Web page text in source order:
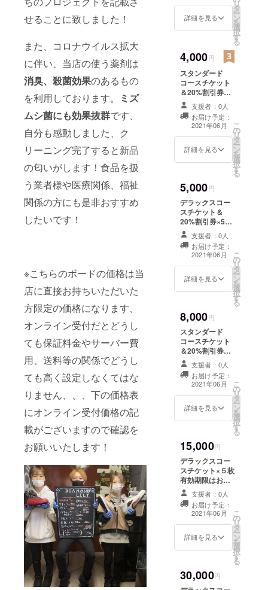
せることに致しました！
また、コロナウイルス拡大
に伴い、当店の使う薬剤は
消臭、殺菌効果のあるもの
を利用しております。
ミズ
ムシ菌にも効果抜群です、
自分も感動しました、ク
リーニング完了すると新品
の匂いがします！食品を扱
う業者様や医療関係、福祉
関係の方にも是非おすすめ
したいです！
※こちらのボードの価格は当
店に直接お持ちいただいた
方限定の価格になります、
オンライン受付だとどうし
ても保証料金やサーバー費
用、送料等の関係でどうし
ても高く設定しなくてはな
りません、、、下の価格表
にオンライン受付価格の記
載がございますので確認を
お願いいたします！
効はお店が継続
する限り有効で
詳細を見る
リ
タ
ー
ン
を
選
択
す
る
4,000円
スタンダード
コースチケット
＆20%割引券×5
枚 チケット使用
時のみ送料無料
※割引券単体での
使用の際は送料
がかかります 有
効はお店が継続
支援者：0人
お届け予定：
2021年06月
詳細を見る
こ
の
リ
タ
ー
ン
を
選
択
す
る
5,000円
デラックスコー
スチケット＆
20%割引券×5枚
チケット使用時
のみ送料無料 ※
割引券単体での
使用時は送料が
かかります 有効
期限はお店が継
支援者：0人
お届け予定：
2021年06月
詳細を見る
こ
の
リ
タ
ー
ン
を
選
択
す
る
8,000円
スタンダード
コースチケット
＆20%割引券×5
枚＆撥水コート
無料券×3枚 コー
スチケット使用
時のみ送料無料
その他割引券単
体での使用の際
有効で各種一度
限り有効です
支援者：0人
お届け予定：
2021年06月
詳細を見る
こ
の
リ
タ
ー
ン
を
選
択
す
る
15,000円
デラックスコー
スチケット×５枚
有効期限はお店
が継続する限り
有効で、各種一
度限りご利用可
能です
支援者：0人
お届け予定：
2021年06月
詳細を見る
こ
の
リ
タ
ー
ン
を
選
択
す
る
30,000円